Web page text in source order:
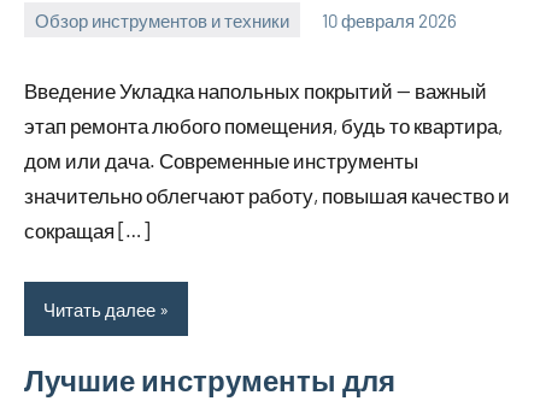
Обзор инструментов и техники 10 февраля 2026
u_dachki_ru
Введение Укладка напольных покрытий — важный
этап ремонта любого помещения, будь то квартира,
дом или дача. Современные инструменты
значительно облегчают работу, повышая качество и
сокращая […]
Читать далее
Лучшие инструменты для